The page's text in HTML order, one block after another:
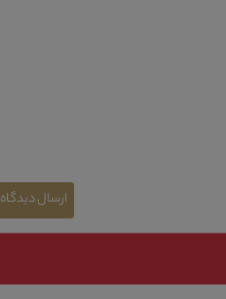
ارسال دیدگاه